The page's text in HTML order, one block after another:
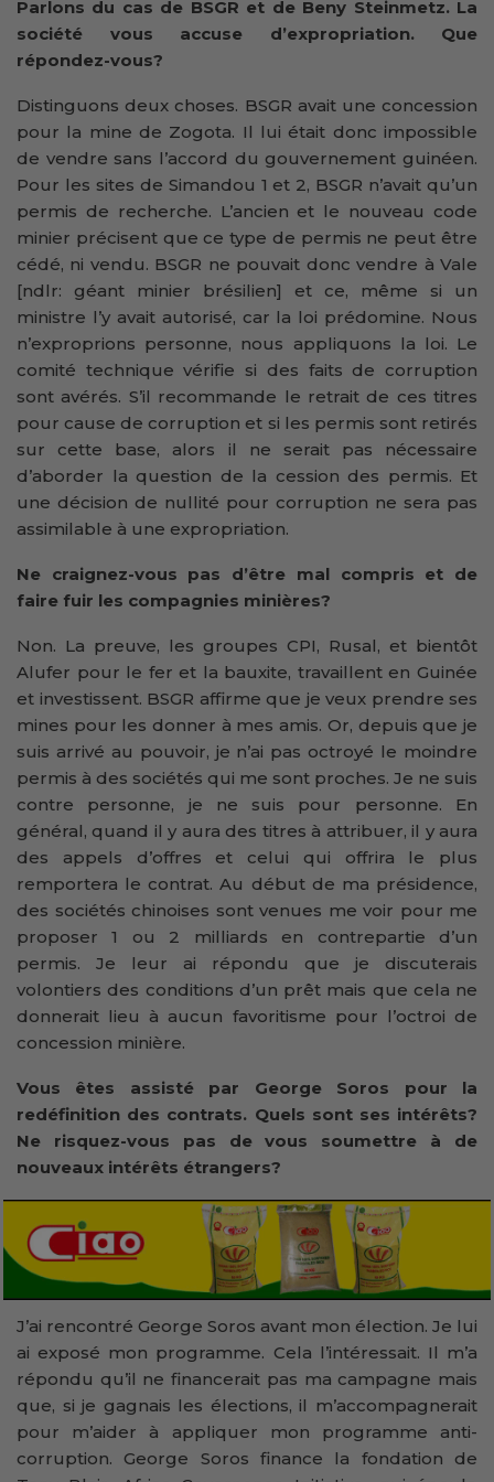
Parlons du cas de BSGR et de Beny Steinmetz. La
société vous accuse d’expropriation. Que
répondez-vous?
Distinguons deux choses. BSGR avait une concession
pour la mine de Zogota. Il lui était donc impossible
de vendre sans l’accord du gouvernement guinéen.
Pour les sites de Simandou 1 et 2, BSGR n’avait qu’un
permis de recherche. L’ancien et le nouveau code
minier précisent que ce type de permis ne peut être
cédé, ni vendu. BSGR ne pouvait donc vendre à Vale
[ndlr: géant minier brésilien] et ce, même si un
ministre l’y avait autorisé, car la loi prédomine. Nous
n’exproprions personne, nous appliquons la loi. Le
comité technique vérifie si des faits de corruption
sont avérés. S’il recommande le retrait de ces titres
pour cause de corruption et si les permis sont retirés
sur cette base, alors il ne serait pas nécessaire
d’aborder la question de la cession des permis. Et
une décision de nullité pour corruption ne sera pas
assimilable à une expropriation.
Ne craignez-vous pas d’être mal compris et de
faire fuir les compagnies minières?
Non. La preuve, les groupes CPI, Rusal, et bientôt
Alufer pour le fer et la bauxite, travaillent en Guinée
et investissent. BSGR affirme que je veux prendre ses
mines pour les donner à mes amis. Or, depuis que je
suis arrivé au pouvoir, je n’ai pas octroyé le moindre
permis à des sociétés qui me sont proches. Je ne suis
contre personne, je ne suis pour personne. En
général, quand il y aura des titres à attribuer, il y aura
des appels d’offres et celui qui offrira le plus
remportera le contrat. Au début de ma présidence,
des sociétés chinoises sont venues me voir pour me
proposer 1 ou 2 milliards en contrepartie d’un
permis. Je leur ai répondu que je discuterais
volontiers des conditions d’un prêt mais que cela ne
donnerait lieu à aucun favoritisme pour l’octroi de
concession minière.
Vous êtes assisté par George Soros pour la
redéfinition des contrats. Quels sont ses intérêts?
Ne risquez-vous pas de vous soumettre à de
nouveaux intérêts étrangers?
J’ai rencontré George Soros avant mon élection. Je lui
ai exposé mon programme. Cela l’intéressait. Il m’a
répondu qu’il ne financerait pas ma campagne mais
que, si je gagnais les élections, il m’accompagnerait
pour m’aider à appliquer mon programme anti-
corruption. George Soros finance la fondation de